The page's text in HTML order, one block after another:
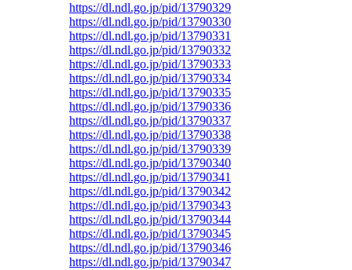
https://dl.ndl.go.jp/pid/13790329
https://dl.ndl.go.jp/pid/13790330
https://dl.ndl.go.jp/pid/13790331
https://dl.ndl.go.jp/pid/13790332
https://dl.ndl.go.jp/pid/13790333
https://dl.ndl.go.jp/pid/13790334
https://dl.ndl.go.jp/pid/13790335
https://dl.ndl.go.jp/pid/13790336
https://dl.ndl.go.jp/pid/13790337
https://dl.ndl.go.jp/pid/13790338
https://dl.ndl.go.jp/pid/13790339
https://dl.ndl.go.jp/pid/13790340
https://dl.ndl.go.jp/pid/13790341
https://dl.ndl.go.jp/pid/13790342
https://dl.ndl.go.jp/pid/13790343
https://dl.ndl.go.jp/pid/13790344
https://dl.ndl.go.jp/pid/13790345
https://dl.ndl.go.jp/pid/13790346
https://dl.ndl.go.jp/pid/13790347